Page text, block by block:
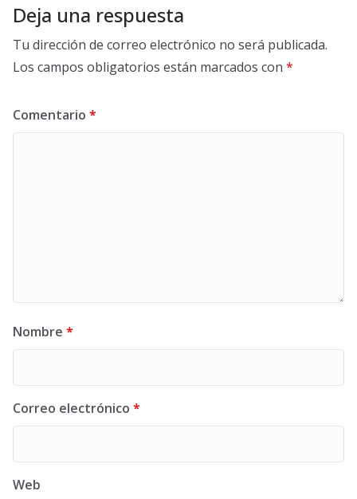
Deja una respuesta
Tu dirección de correo electrónico no será publicada.
Los campos obligatorios están marcados con *
Comentario *
Nombre *
Correo electrónico *
Web